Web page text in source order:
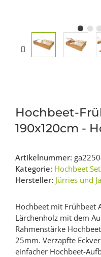
Hochbeet-
190x120cm -
Artikelnummer:
Kategorie: Hochbeet
Hersteller: Jürries und
Hochbeet mit Frühbeet
Lärchenholz mit dem
Rahmenstärke
25mm. Verzapfte
einfacher Hochbeet-